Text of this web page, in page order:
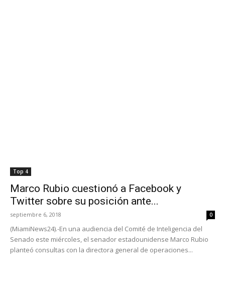
Top 4
Marco Rubio cuestionó a Facebook y
Twitter sobre su posición ante...
septiembre 6, 2018 0
(MiamiNews24).-En una audiencia del Comité de Inteligencia del
Senado este miércoles, el senador estadounidense Marco Rubio
planteó consultas con la directora general de operaciones...